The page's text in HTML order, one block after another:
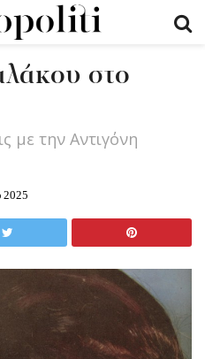
στο
με την Αντιγόνη
2025